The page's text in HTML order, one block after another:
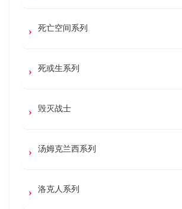
死亡空间系列
死或生系列
毁灭战士
汤姆克兰西系列
洛克人系列